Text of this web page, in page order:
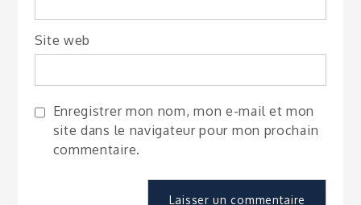
Site web
Enregistrer mon nom, mon e-mail et mon
site dans le navigateur pour mon prochain
commentaire.